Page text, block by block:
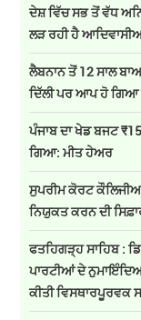
ਦੇਸ਼ ਵਿੱਚ ਸਭ ਤੋਂ ਵੱਧ
ਲੜ ਰਹੀ ਹੈ
ਲੈਬਨਾਨ ਤੋਂ 12 ਸਾਲ
ਦਿੱਲੀ ਪਰ ਆਪ ਹੋ ਗਿਆ
ਪੰਜਾਬ ਦਾ ਖੇਡ ਬਜਟ
ਗਿਆ: ਮੀਤ ਹੇਅਰ
ਸੁਪਰੀਮ ਕੋਰਟ
ਨਿਯੁਕਤ ਕਰਨ ਦੀ
ਫਤਹਿਗੜ੍ਹ ਸਾਹਿਬ :
ਪਾਰਟੀਆਂ ਦੇ
ਕੀਤੀ ਵਿਸਥਾਰਪੂਰਵਕ